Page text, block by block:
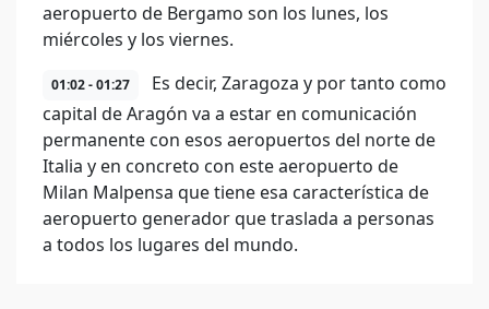
aeropuerto de Bergamo son los lunes, los
miércoles y los viernes.
01:02 - 01:27
Es decir, Zaragoza y por tanto como
capital de Aragón va a estar en comunicación
permanente con esos aeropuertos del norte de
Italia y en concreto con este aeropuerto de
Milan Malpensa que tiene esa característica de
aeropuerto generador que traslada a personas
a todos los lugares del mundo.